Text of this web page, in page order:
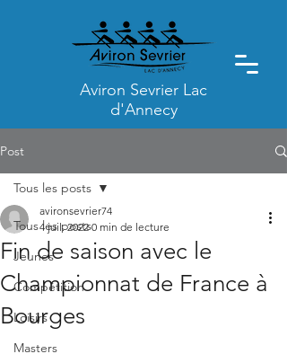
Aviron Sevrier Lac
d'Annecy
Post
Tous les posts
Jeunes
Compétition
Loisirs
Masters
Tous les posts
Fin de saison avec le
Championnat de France à
Bourges
avironsevrier74
4 juil. 2022 0 min de lecture